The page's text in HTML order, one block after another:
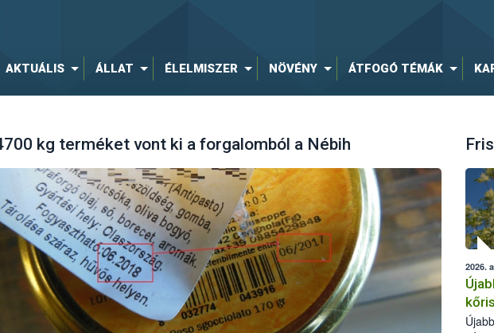
AKTUÁLIS ÁLLAT ÉLELMISZER NÖVÉNY ÁTFOGÓ TÉMÁK
kg terméket vont ki a forgalomból a Nébih
2026.